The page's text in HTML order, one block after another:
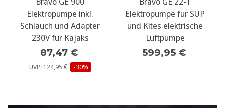
Adapter
Elektropumpe für SUP
und Kites elektrische
Luftpumpe
599,95 €
Mini
Pumpe mit
45,95 €